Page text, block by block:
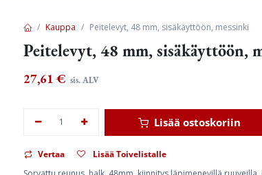
Kauppa Peitelevyt, 48 mm, sisäkäyttöön, messinki
Peitelevyt, 48 mm, sisäkäyttöön,
27,61 € sis. ALV
Lisää ostoskoriin
Vertaa
Lisää Toivelistalle